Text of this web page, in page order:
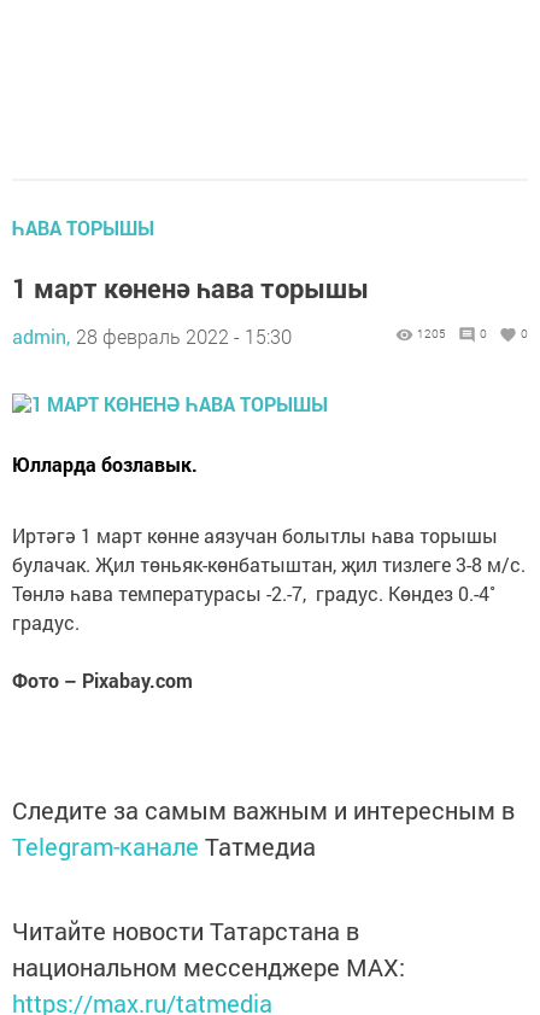
ҺАВА ТОРЫШЫ
1 март көненә һава торышы
admin, 28 февраль 2022 - 15:30 1205 0 0
Юлларда бозлавык.
Иртәгә 1 март көнне аязучан болытлы һава торышы
булачак. Җил төньяк-көнбатыштан, җил тизлеге 3-8 м/с.
Төнлә һава температурасы -2.-7, градус. Көндез 0.-4˚
градус.
Фото – Pixabay.com
Следите за самым важным и интересным в
Telegram-канале Татмедиа
Читайте новости Татарстана в
национальном мессенджере MАХ:
https://max.ru/tatmedia